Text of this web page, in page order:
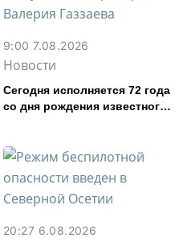
9:00 7.08.2026
Новости
Сегодня исполняется 72 года
со дня рождения известного
20:27 6.08.2026